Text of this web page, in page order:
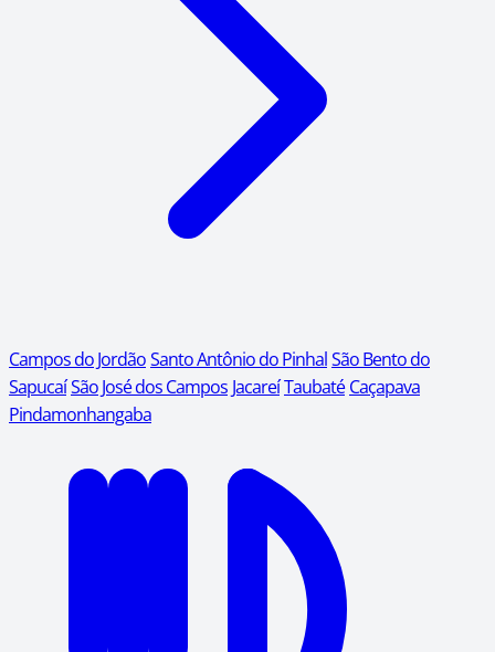
Campos do JordãoSanto Antônio do PinhalSão Bento do
SapucaíSão José dos Campos JacareíTaubaté Caçapava
Pindamonhangaba